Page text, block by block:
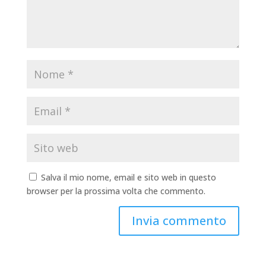
Salva il mio nome, email e sito web in questo
browser per la prossima volta che commento.